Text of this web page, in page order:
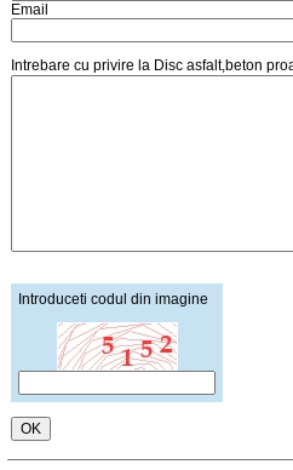
Email
Intrebare cu privire la Disc asfalt,beton
Introduceti codul din imagine